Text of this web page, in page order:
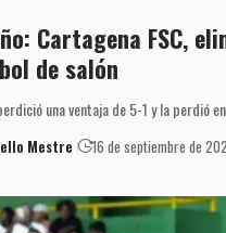
Cartagena FSC,
de salón
una ventaja de 5-1 y la perdió en…
Mestre 16 de septiembre de